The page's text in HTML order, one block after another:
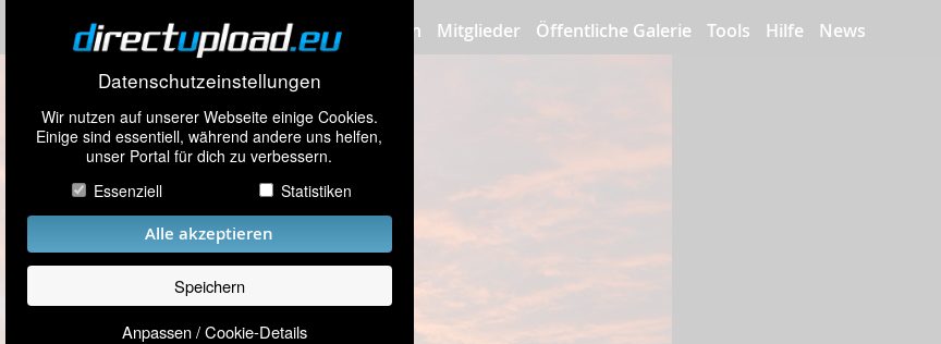
Datenschutzeinstellungen
Wir nutzen auf unserer Webseite einige Cookies.
Einige sind essentiell, während andere uns helfen,
unser Portal für dich zu verbessern.
Essenziell
Statistiken
Alle akzeptieren
Speichern
Anpassen / Cookie-Details
Bilder hochladen Mitglieder Öffentliche Galerie Tools Hilfe News